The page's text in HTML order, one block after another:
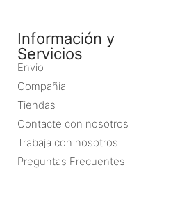
Información y
Servicios
Envio
Compañia
Tiendas
Contacte con nosotros
Trabaja con nosotros
Preguntas Frecuentes